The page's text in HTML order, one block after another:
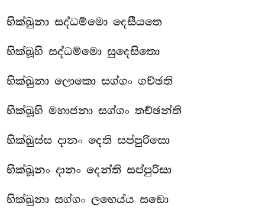
භික්ඛුනා සද්ධම්මො දෙසීයතෙ
භික්ඛූහි සද්ධම්මො සුදෙසිතො
භික්ඛුනා ලොකො සග්ගං ගච්ඡති
භික්ඛූහි මහාජනා සග්ගං තච්ඡන්ති
භික්ඛුස්සදානං දෙති සප්පුරිසො
භික්ඛූනං දානං දෙන්ති සප්පුරිසා
භික්ඛුනා සග්ගං ලභෙය්ය සඞො